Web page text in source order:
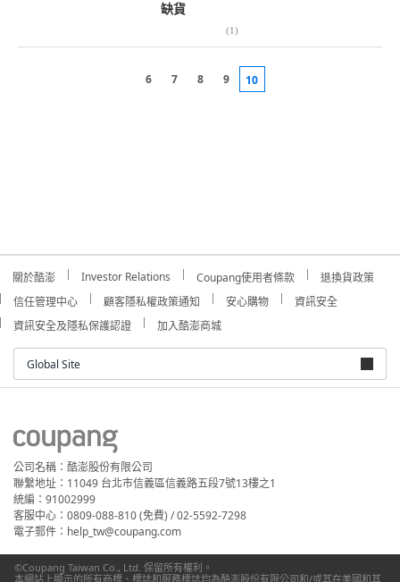
缺貨
(1)
6 7 8 9 10
關於酷澎 Investor Relations Coupang使用者條款
退換貨政策
信任管理中心
顧客隱私權政策通知 安心購物
資訊安全
資訊安全及隱私保護認證
加入酷澎商城
Global Site
公司名稱：酷澎股份有限公司
聯繫地址：11049 台北市信義區信義路五段7號13樓之1
統編：91002999
客服中心：0809-088-810 (免費) / 02-5592-7298
電子郵件：help_tw@coupang.com
©Coupang Taiwan Co., Ltd. 保留所有權利。
本網站上顯示的所有商標、標誌和服務標誌均為酷澎股份有限公司和/或其在美國和其